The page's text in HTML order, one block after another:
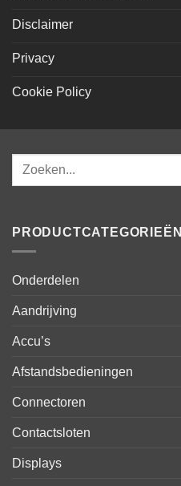
Disclaimer
Privacy
Cookie Policy
Zoeken
PRODUCTCATEGORIEËN
Onderdelen
Aandrijving
Accu’s
Afstandsbedieningen
Connectoren
Contactsloten
Displays